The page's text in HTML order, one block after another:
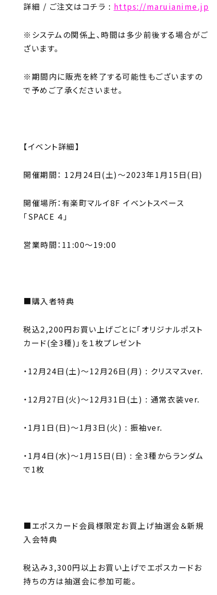
詳細 / ご注文はコチラ : https://maruianime.jp
※システムの関係上、時間は多少前後する場合がご
ざいます。
※期間内に販売を終了する可能性もございますの
で予めご了承くださいませ。
【イベント詳細】
開催期間： 12月24日(土)～2023年1月15日(日)
開催場所：有楽町マルイ8F イベントスペース
「SPACE ４」
営業時間：11:00～19:00
■購入者特典
税込2,200円お買い上げごとに「オリジナルポスト
カード(全3種)」を１枚プレゼント
・12月24日(土)～12月26日(月) : クリスマスver.
・12月27日(火)～12月31日(土) : 通常衣装ver.
・1月1日(日)～1月3日(火) : 振袖ver.
・1月4日(水)～1月15日(日) : 全3種からランダム
で1枚
■エポスカード会員様限定お買上げ抽選会＆新規
入会特典
税込み3,300円以上お買い上げでエポスカードお
持ちの方は抽選会に参加可能。